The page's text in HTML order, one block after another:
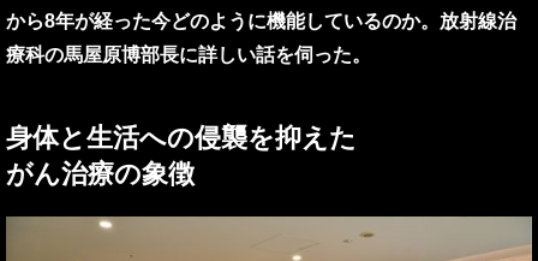
から8年が経った今どのように機能しているのか。放射線治
療科の馬屋原博部長に詳しい話を伺った。
身体と生活への侵襲を抑えた
がん治療の象徴